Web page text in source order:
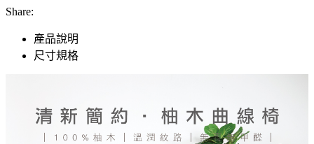
Share:
產品說明
尺寸規格